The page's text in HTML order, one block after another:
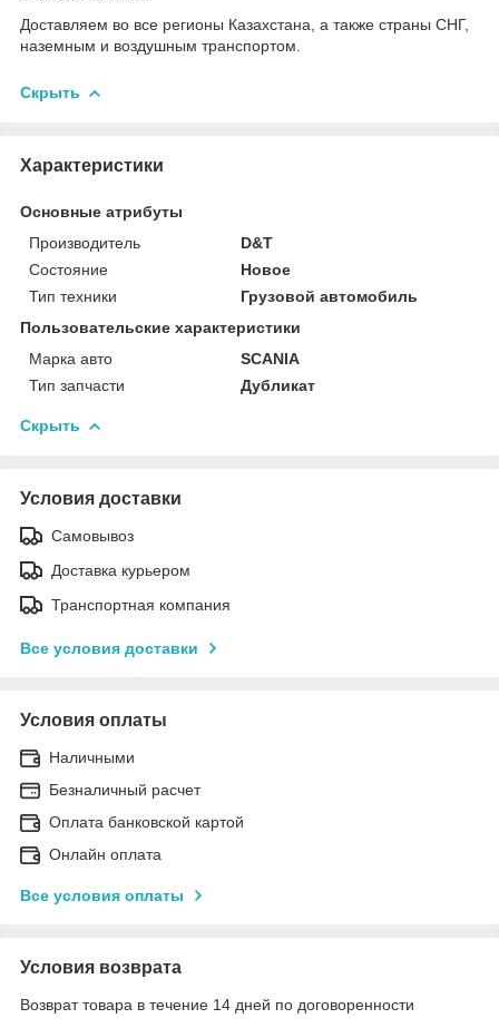
Доставляем во все регионы Казахстана, а также страны СНГ,
наземным и воздушным транспортом.
Скрыть
Характеристики
Основные атрибуты
Производитель
D&T
Состояние
Новое
Тип техники
Грузовой автомобиль
Пользовательские характеристики
Марка авто
SCANIA
Тип запчасти
Дубликат
Скрыть
Условия доставки
Самовывоз
Доставка курьером
Транспортная компания
Все условия доставки
Условия оплаты
Наличными
Безналичный расчет
Оплата банковской картой
Онлайн оплата
Все условия оплаты
Условия возврата
Возврат товара в течение 14 дней по договоренности